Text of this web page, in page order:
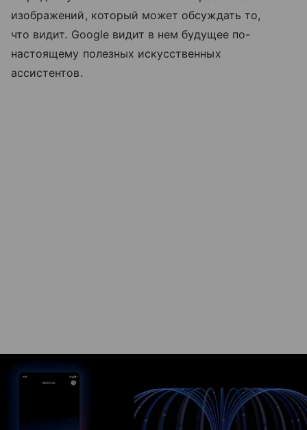
изображений, который может обсуждать то,
что видит. Google видит в нем будущее по-
настоящему полезных искусственных
ассистентов.